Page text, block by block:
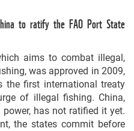
to ratify the FAO Port State
aims to combat illegal,
was approved in 2009,
the first international treaty
of illegal fishing. China,
has not ratified it yet.
the states commit before